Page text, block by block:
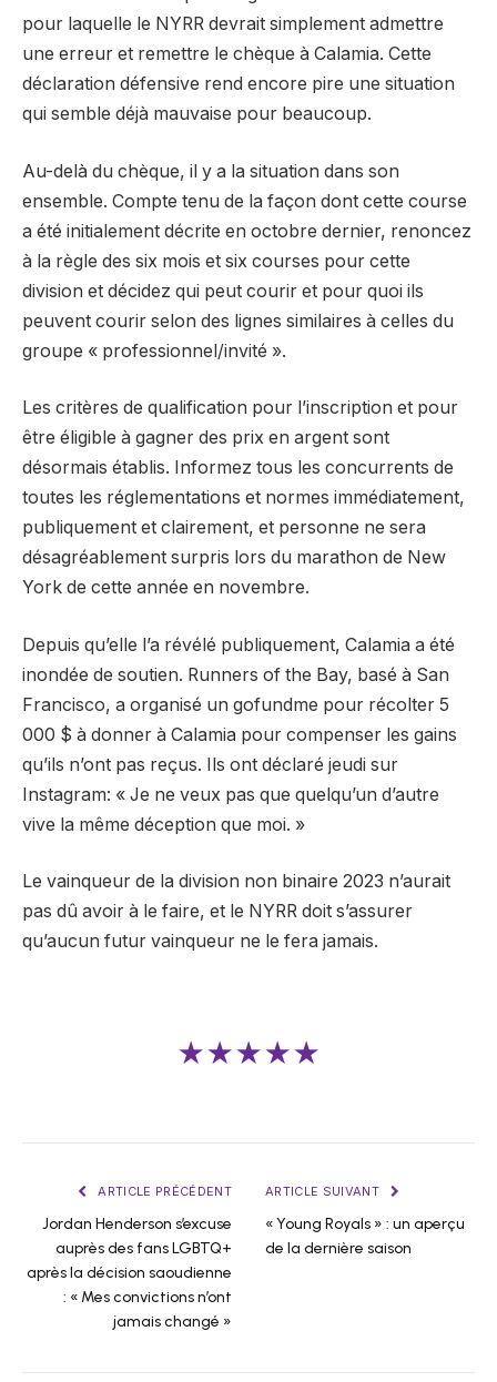
pour laquelle le NYRR devrait simplement admettre
une erreur et remettre le chèque à Calamia. Cette
déclaration défensive rend encore pire une situation
qui semble déjà mauvaise pour beaucoup.
Au-delà du chèque, il y a la situation dans son
ensemble. Compte tenu de la façon dont cette course
a été initialement décrite en octobre dernier, renoncez
à la règle des six mois et six courses pour cette
division et décidez qui peut courir et pour quoi ils
peuvent courir selon des lignes similaires à celles du
groupe « professionnel/invité ».
Les critères de qualification pour l’inscription et pour
être éligible à gagner des prix en argent sont
désormais établis. Informez tous les concurrents de
toutes les réglementations et normes immédiatement,
publiquement et clairement, et personne ne sera
désagréablement surpris lors du marathon de New
York de cette année en novembre.
Depuis qu’elle l’a révélé publiquement, Calamia a été
inondée de soutien. Runners of the Bay, basé à San
Francisco, a organisé un gofundme pour récolter 5
000 $ à donner à Calamia pour compenser les gains
qu’ils n’ont pas reçus. Ils ont déclaré jeudi sur
Instagram: « Je ne veux pas que quelqu’un d’autre
vive la même déception que moi. »
Le vainqueur de la division non binaire 2023 n’aurait
pas dû avoir à le faire, et le NYRR doit s’assurer
qu’aucun futur vainqueur ne le fera jamais.
★★★★★
ARTICLE PRÉCÉDENT
Jordan Henderson s’excuse
auprès des fans LGBTQ+
après la décision saoudienne
: « Mes convictions n’ont
jamais changé »
ARTICLE SUIVANT
« Young Royals » : un aperçu
de la dernière saison